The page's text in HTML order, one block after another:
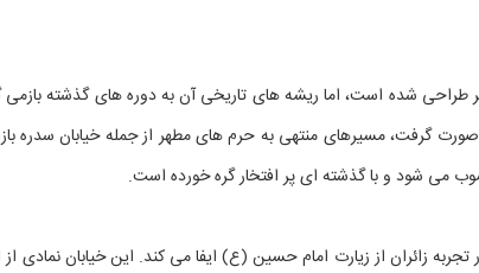
طراحی شده است، اما ریشه های تاریخی آن به دوره های گذشته بازمی
گرفت، مسیرهای منتهی به حرم های مطهر از جمله خیابان سدره
می شود و با گذشته ای پر افتخار گره خورده است.
زائران از زیارت امام حسین (ع) ایفا می کند. این خیابان نمادی